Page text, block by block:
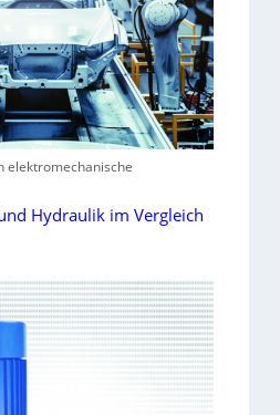
elektromechanische
Hydraulik im Vergleich